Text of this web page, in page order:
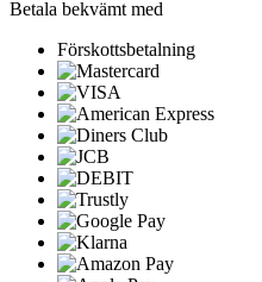
Betala bekvämt med
Förskottsbetalning